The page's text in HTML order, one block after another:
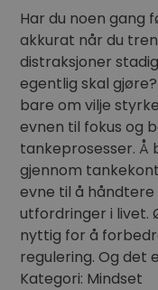
Har du noen gang
akkurat når du
distraksjoner
egentlig skal
bare om vilje
evnen til fokus og
tankeprosesser.
gjennom
evne til å
utfordringer i
nyttig for å
regulering. Og det
Kategori: Mindset